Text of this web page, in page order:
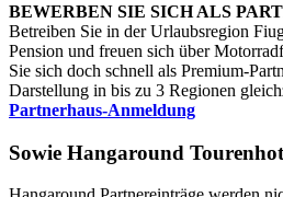
BEWERBEN SIE SICH ALS
Betreiben Sie in der Urlaubsregion
Pension und freuen sich über
Sie sich doch schnell als Premium-
Darstellung in bis zu 3 Regionen
Partnerhaus-Anmeldung
Sowie Hangaround